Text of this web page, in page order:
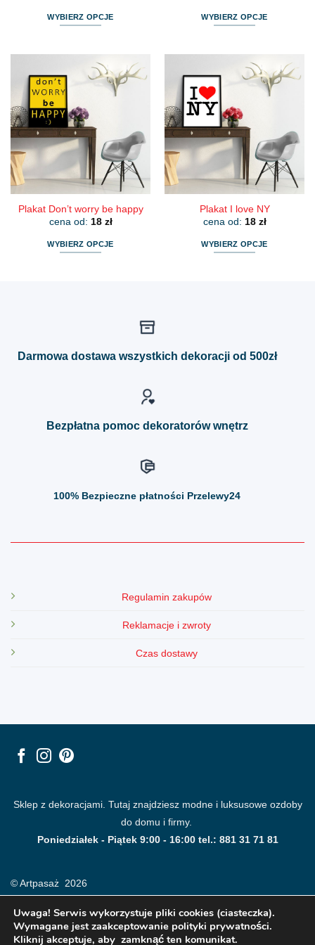
WYBIERZ OPCJE
wiele
wariantów.
Opcje
można
wybrać
na
stronie
produktu
WYBIERZ OPCJE
wiele
wariantów.
Opcje
można
wybrać
na
stronie
produktu
Plakat Don’t worry be happy
cena od: 18 zł
WYBIERZ OPCJE
Plakat I love NY
cena od: 18 zł
WYBIERZ OPCJE
można
Darmowa dostawa wszystkich dekoracji od 500zł
Bezpłatna pomoc dekoratorów wnętrz
100% Bezpieczne płatności Przelewy24
Regulamin zakupów
Reklamacje i zwroty
Czas dostawy
Sklep z dekoracjami. Tutaj znajdziesz modne i luksusowe ozdoby
do domu i firmy.
Poniedziałek - Piątek 9:00 - 16:00 tel.: 881 31 71 81
© Artpasaż 2026
Uwaga! Serwis wykorzystuje pliki cookies (ciasteczka).
Wymagane jest zaakceptowanie polityki prywatności.
Kliknij akceptuje, aby zamknąć ten komunikat.